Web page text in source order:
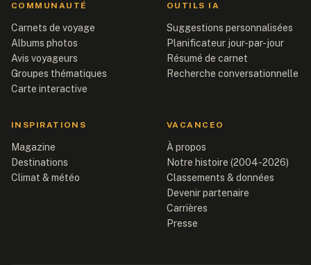
COMMUNAUTÉ
Carnets de voyage
Albums photos
Avis voyageurs
Groupes thématiques
Carte interactive
OUTILS IA
Suggestions personnalisées
Planificateur jour-par-jour
Résumé de carnet
Recherche conversationnelle
INSPIRATIONS
Magazine
Destinations
Climat & météo
VACANCEO
À propos
Notre histoire (2004-2026)
Classements & données
Devenir partenaire
Carrières
Presse